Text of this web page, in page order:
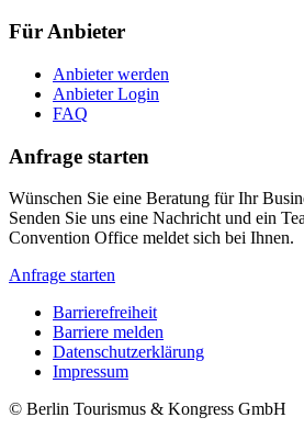
Für Anbieter
Anbieter werden
Anbieter Login
FAQ
Anfrage starten
Wünschen Sie eine Beratung für Ihr
Senden Sie uns eine Nachricht und ein
Convention Office meldet sich bei Ihnen.
Anfrage starten
Metanavigation
Barrierefreiheit
Barriere melden
Datenschutzerklärung
Impressum
© Berlin Tourismus & Kongress GmbH